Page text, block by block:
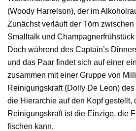
(Woody Harrelson), der im
Zunächst verläuft der Törn
Smalltalk und
Doch während des Captain’s
und das Paar findet sich auf einer
zusammen mit einer Gruppe von
Reinigungskraft (Dolly De Leon)
die Hierarchie auf den Kopf gestellt,
Reinigungskraft ist die Einzige, die
fischen kann.